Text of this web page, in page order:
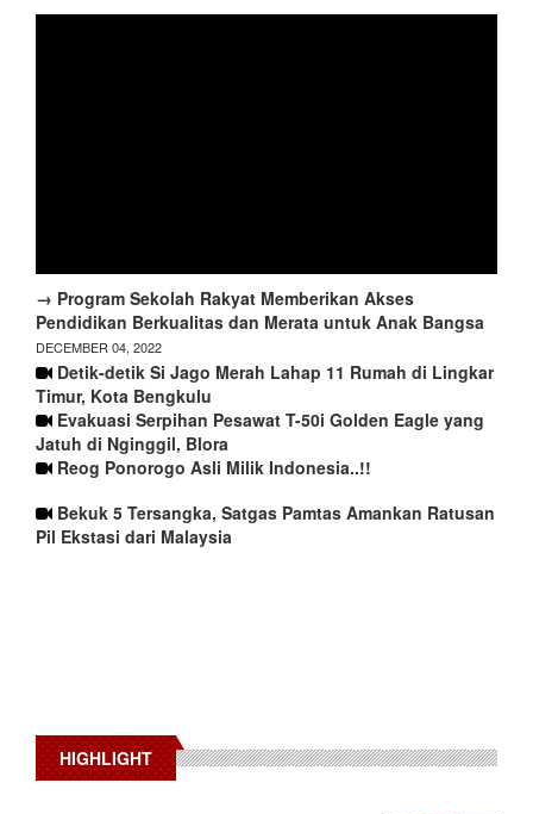
→ Program Sekolah Rakyat Memberikan Akses
Pendidikan Berkualitas dan Merata untuk Anak Bangsa
DECEMBER 04, 2022
Detik-detik Si Jago Merah Lahap 11 Rumah di Lingkar
Timur, Kota Bengkulu
Evakuasi Serpihan Pesawat T-50i Golden Eagle yang
Jatuh di Nginggil, Blora
Reog Ponorogo Asli Milik Indonesia..!!
Bekuk 5 Tersangka, Satgas Pamtas Amankan Ratusan
Pil Ekstasi dari Malaysia
HIGHLIGHT